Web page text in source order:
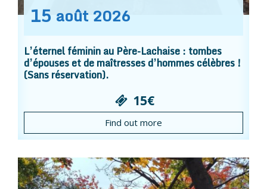
15 août 2026
L’éternel féminin au Père-Lachaise : tombes
d’épouses et de maîtresses d’hommes célèbres !
(Sans réservation).
15€
Find out more